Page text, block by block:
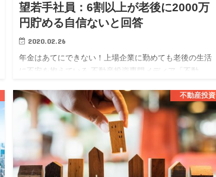
望若手社員：6割以上が老後に2000万
円貯める自信ないと回答
2020.02.26
年金はあてにできない！上場企業に勤めても老後の生活
に不安を抱えている 不動産投資専門メディア「不動
藤 剛、本社：東京都渋谷区）は、上場企業勤続3年目以
上の20代男…
不動産投資